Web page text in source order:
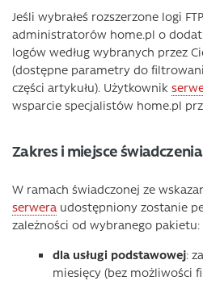
Jeśli wybrałeś rozszerzone logi
administratorów home.pl o
logów według wybranych przez
(dostępne parametry do
części artykułu). Użytkownik
wsparcie specjalistów home.pl
Zakres i miejsce świadczenia
W ramach świadczonej ze
serwera udostępniony zostanie
zależności od wybranego pakietu:
dla usługi podstawowej:
miesięcy (bez możliwości